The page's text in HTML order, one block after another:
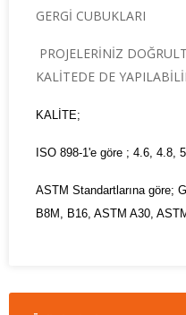
GERGİ CUBUKLARI
PROJELERİNİZ
KALİTEDE DE
KALİTE;
ISO 898-1'e göre ; 4.6, 4.8,
ASTM Standartlarına göre;
B8M, B16, ASTM A30,